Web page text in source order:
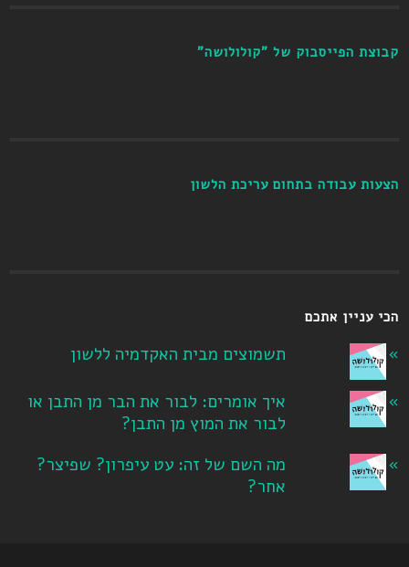
קבוצת הפייסבוק של "קולולושה"
הצעות עבודה בתחום עריכת הלשון
הכי עניין אתכם
תשמוצים מבית האקדמיה ללשון
איך אומרים: לבור את הבר מן התבן או
לבור את המוץ מן התבן?
מה השם של זה: עט עיפרון? שפיצר?
אחר?